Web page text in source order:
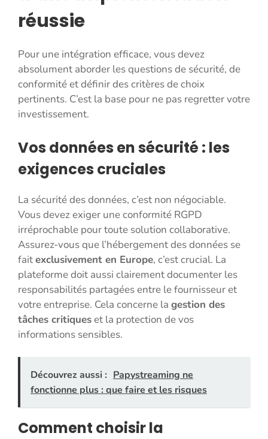
réussie
Pour une intégration efficace, vous devez
absolument aborder les questions de sécurité, de
conformité et définir des critères de choix
pertinents. C’est la base pour ne pas regretter votre
investissement.
Vos données en sécurité : les
exigences cruciales
La sécurité des données, c’est non négociable.
Vous devez exiger une conformité RGPD
irréprochable pour toute solution collaborative.
Assurez-vous que l’hébergement des données se
faitexclusivement en Europe, c’est crucial. La
plateforme doit aussi clairement documenter les
responsabilités partagées entre le fournisseur et
votre entreprise. Cela concerne la gestion des
tâches critiqueset la protection de vos
informations sensibles.
Découvrez aussi : Papystreaming ne
fonctionne plus : que faire et les risques
Comment choisir la